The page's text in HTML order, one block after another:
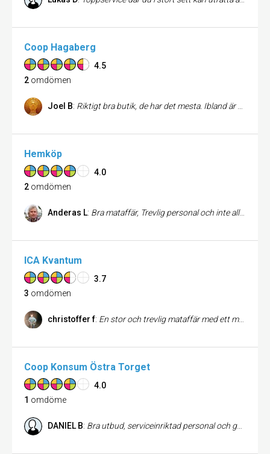
Coop Hagaberg
4.5
2 omdömen
Joel B: Riktigt bra butik, de har det mesta. Ibland är dock kebabköttet slut och det gillas ej.
Hemköp
4.0
2 omdömen
Anderas L: Bra mataffär, Trevlig personal och inte allt för överdriva priser.
ICA Kvantum
3.7
3 omdömen
christoffer f: En stor och trevlig mataffär med ett mycket brett sortiment där man kan flanera och titta på alla exotiska produkter. personalen är mycket trevlig och hjälpsam.
Coop Konsum Östra Torget
4.0
1 omdöme
DANIEL B: Bra utbud, serviceinriktad personal och generösa öppettider.